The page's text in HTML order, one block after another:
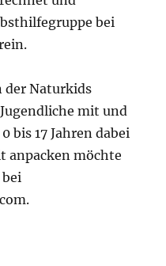
bei
der Naturkids
mit und
bis 17 Jahren dabei
anpacken möchte